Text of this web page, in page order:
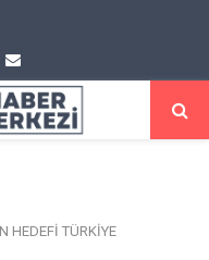
Email
HEDEFİ TÜRKİYE